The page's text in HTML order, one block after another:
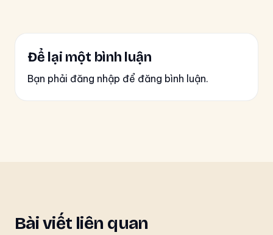
Để lại một bình luận
Bạn phải đăng nhập để đăng bình luận.
Bài viết liên quan